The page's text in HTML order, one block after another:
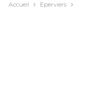
Accueil Eperviers